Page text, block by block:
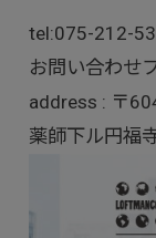
tel:075-212-
お問い合わせ
address : 〒
薬師下ル円福